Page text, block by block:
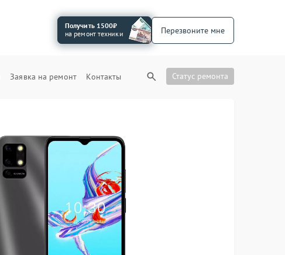
Получить 1500₽
на ремонт техники
Перезвоните мне
Заявка на ремонт Контакты Статус ремонта